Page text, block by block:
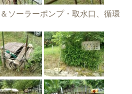
ソーラーポンプ・取水口、循環